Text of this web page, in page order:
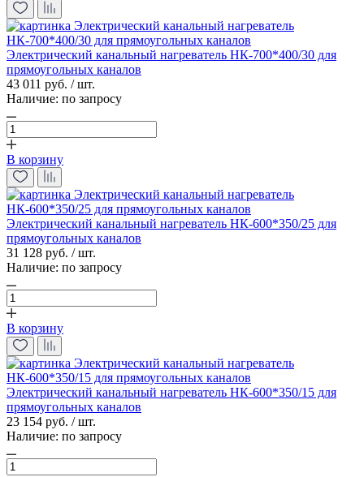
Электрический канальный нагреватель НК-700*400/30 для
прямоугольных каналов
43 011 руб. / шт.
Наличие: по запросу
В корзину
Электрический канальный нагреватель НК-600*350/25 для
прямоугольных каналов
31 128 руб. / шт.
Наличие: по запросу
В корзину
Электрический канальный нагреватель НК-600*350/15 для
прямоугольных каналов
23 154 руб. / шт.
Наличие: по запросу